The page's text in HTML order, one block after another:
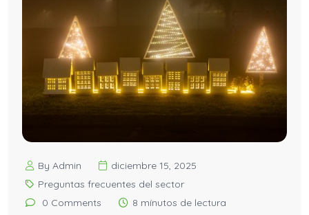
By Admin
diciembre 15, 2025
Preguntas frecuentes del sector
0 Comments
8 mínutos de lectura